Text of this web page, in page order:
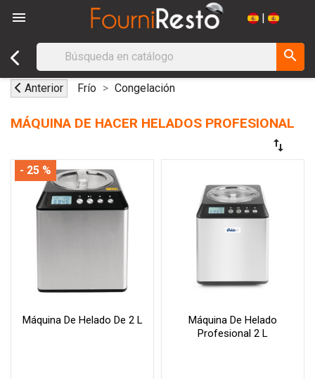
 |
search
Anterior Frío Congelación
MÁQUINA DE HACER HELADOS PROFESIONAL
swap_vert
Máquina De Helado De 2 L
- 25 %
Máquina De Helado
Profesional 2 L